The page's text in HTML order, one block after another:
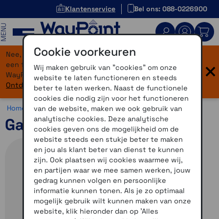
Klantenservice Bel ons: 088-0226900
Nee, je bent niet verdwaald! Onze website heeft
een flinke upgrade gekregen. Dezelfde vertrouwde
WayPoint-service, maar dan in een modern jasje.
Ontdek hier wat er allemaal nieuw is.
×
Home >Navigatie >Autonavigatie >Garmin DriveSmart
Garmin Drive 53
Cookie voorkeuren
Wij maken gebruik van "cookies" om onze
website te laten functioneren en steeds
beter te laten werken. Naast de functionele
cookies die nodig zijn voor het functioneren
van de website, maken we ook gebruik van
analytische cookies. Deze analytische
cookies geven ons de mogelijkheid om de
website steeds een stukje beter te maken
en jou als klant beter van dienst te kunnen
zijn. Ook plaatsen wij cookies waarmee wij,
en partijen waar we mee samen werken, jouw
gedrag kunnen volgen en persoonlijke
informatie kunnen tonen. Als je zo optimaal
mogelijk gebruik wilt kunnen maken van onze
website, klik hieronder dan op 'Alles